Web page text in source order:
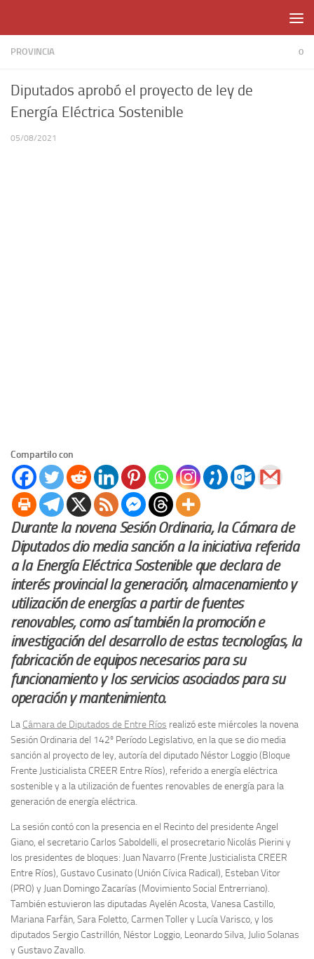
PROVINCIA 0
Diputados aprobó el proyecto de ley de
Energía Eléctrica Sostenible
05/08/2021
Compartilo con
Durante la novena Sesión Ordinaria, la Cámara de
Diputados dio media sanción a la iniciativa referida
a la Energía Eléctrica Sostenible que declara de
interés provincial la generación, almacenamiento y
utilización de energías a partir de fuentes
renovables, como así también la promoción e
investigación del desarrollo de estas tecnologías, la
fabricación de equipos necesarios para su
funcionamiento y los servicios asociados para su
operación y mantenimiento.
La Cámara de Diputados de Entre Ríos realizó este miércoles la novena
Sesión Ordinaria del 142º Período Legislativo, en la que se dio media
sanción al proyecto de ley, autoría del diputado Néstor Loggio (Bloque
Frente Justicialista CREER Entre Ríos), referido a energía eléctrica
sostenible y a la utilización de fuentes renovables de energía para la
generación de energía eléctrica.
La sesión contó con la presencia en el Recinto del presidente Angel
Giano, el secretario Carlos Saboldelli, el prosecretario Nicolás Pierini y
los presidentes de bloques: Juan Navarro (Frente Justicialista CREER
Entre Ríos), Gustavo Cusinato (Unión Cívica Radical), Esteban Vitor
(PRO) y Juan Domingo Zacarías (Movimiento Social Entrerriano).
También estuvieron las diputadas Ayelén Acosta, Vanesa Castillo,
Mariana Farfán, Sara Foletto, Carmen Toller y Lucía Varisco, y los
diputados Sergio Castrillón, Néstor Loggio, Leonardo Silva, Julio Solanas
y Gustavo Zavallo.